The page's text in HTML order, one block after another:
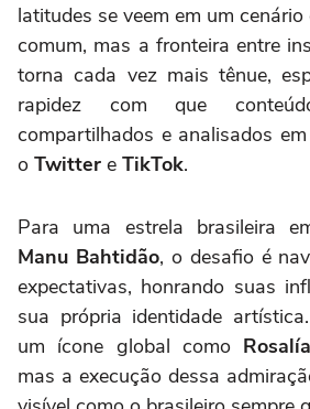
latitudes se veem em um
comum, mas a fronteira entre
torna cada vez mais tênue,
rapidez com que
compartilhados e analisados
o Twitter e TikTok.
Para uma estrela brasileira
Manu Bahtidão, o desafio é
expectativas, honrando suas
sua própria identidade
um ícone global como Rosalía
mas a execução dessa